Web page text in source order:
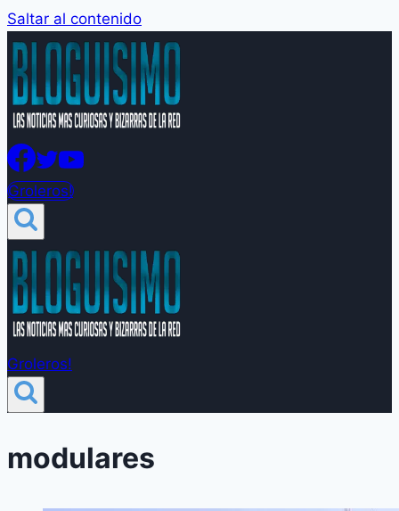
Saltar al contenido
Groleros!
Groleros!
modulares